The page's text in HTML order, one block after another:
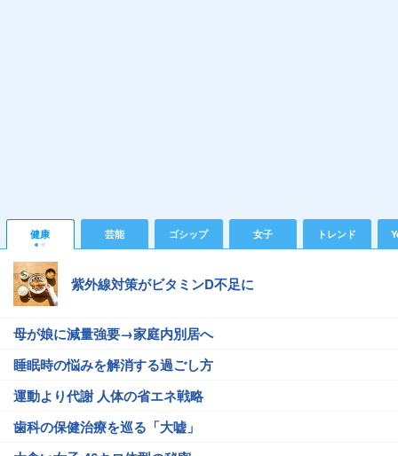
健康 芸能 ゴシップ 女子 トレンド
紫外線対策がビタミンD不足に
母が娘に減量強要→家庭内別居へ
睡眠時の悩みを解消する過ごし方
運動より代謝 人体の省エネ戦略
歯科の保健治療を巡る「大嘘」